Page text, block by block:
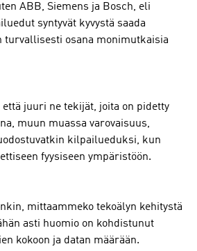
ABB, Siemens ja Bosch, eli
syntyvät kyvystä saada
turvallisesti osana monimutkaisia
juuri ne tekijät, joita on pidetty
muun muassa varovaisuus,
kilpailueduksi, kun
fyysiseen ympäristöön.
mittaammeko tekoälyn kehitystä
asti huomio on kohdistunut
kokoon ja datan määrään.